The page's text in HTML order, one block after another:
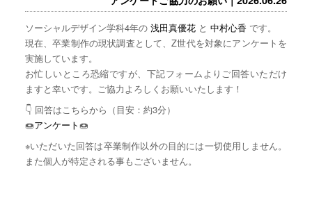
ソーシャルデザイン学科4年の 浅田真優花と 中村心香 です。
現在、卒業制作の現状調査として、Z世代を対象にアンケートを
実施しています。
お忙しいところ恐縮ですが、下記フォームよりご回答いただけ
ますと幸いです。ご協力よろしくお願いいたします！
👇 回答はこちらから（目安：約3分）
🍩アンケート🍩
※いただいた回答は卒業制作以外の目的には一切使用しません。
また個人が特定される事もございません。